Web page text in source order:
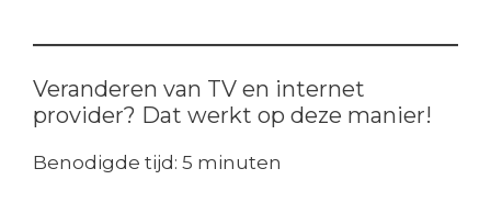
Veranderen van TV en internet
provider? Dat werkt op deze manier!
Benodigde tijd: 5 minuten